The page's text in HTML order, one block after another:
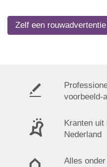
Zelf een
voorbeeld-
Kranten uit
Nederland
Alles